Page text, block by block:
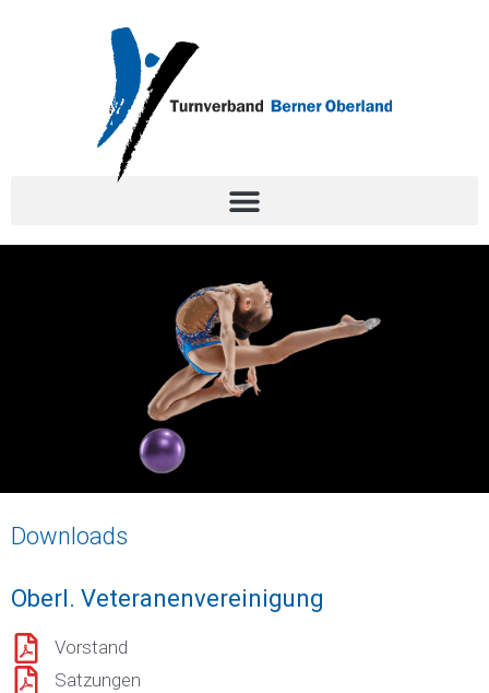
Downloads
Oberl. Veteranenvereinigung
Vorstand
Satzungen